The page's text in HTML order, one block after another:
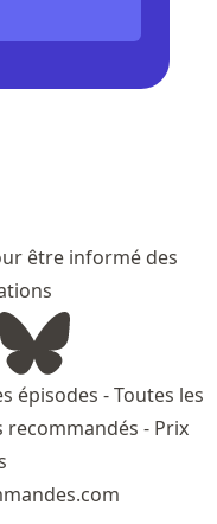
être informé des
épisodes -Toutes les
recommandés - Prix